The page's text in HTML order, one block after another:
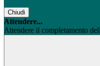
Chiudi
Attendere...
Attendere il completamento